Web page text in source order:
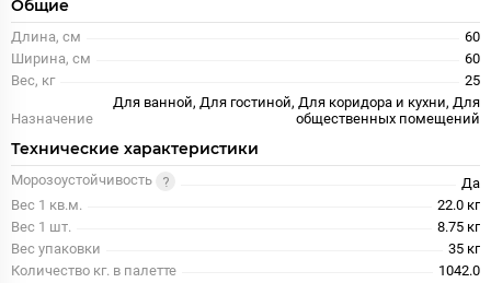
Общие
Длина, см
60
Ширина, см
60
Вес, кг
25
Назначение
Для ванной, Для гостиной, Для коридора и кухни, Для
общественных помещений
Технические характеристики
Морозоустойчивость
Да
Вес 1 кв.м.
22.0 кг
Вес 1 шт.
8.75 кг
Вес упаковки
35 кг
Количество кг. в палетте
1042.0